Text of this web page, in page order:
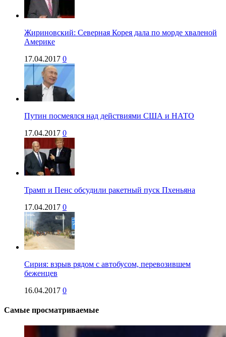
Жириновский: Северная Корея дала по морде хваленой
Америке
17.04.2017 0
Путин посмеялся над действиями США и НАТО
17.04.2017 0
Трамп и Пенс обсудили ракетный пуск Пхеньяна
17.04.2017 0
Сирия: взрыв рядом с автобусом, перевозившем
беженцев
16.04.2017 0
Самые просматриваемые